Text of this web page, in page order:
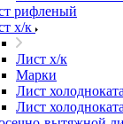
рифленый
х/к
Лист х/к
Марки
Лист
Лист